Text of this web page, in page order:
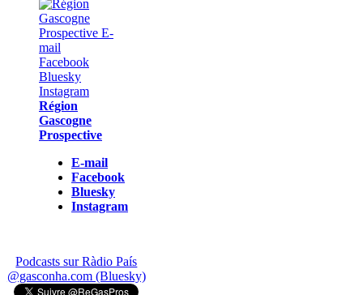
Région
Gascogne
Prospective
E-mail
Facebook
Bluesky
Instagram
Podcasts sur Ràdio País
@gasconha.com (Bluesky)